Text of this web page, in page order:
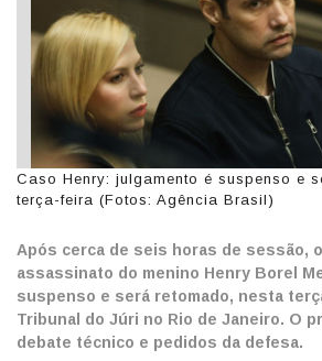
Caso Henry: julgamento é suspenso e
terça-feira (Fotos: Agência Brasil)
Após cerca de seis horas de sessão,
assassinato do menino Henry Borel
suspenso e será retomado, nesta
Tribunal do Júri no Rio de Janeiro. O
debate técnico e pedidos da defesa.